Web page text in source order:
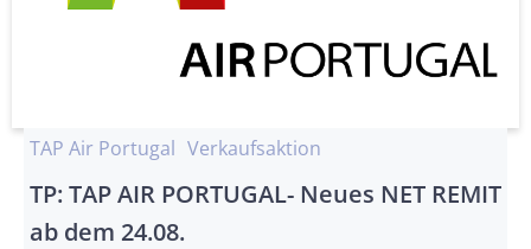
TAP Air Portugal Verkaufsaktion
TP: TAP AIR PORTUGAL- Neues NET REMIT
ab dem 24.08.